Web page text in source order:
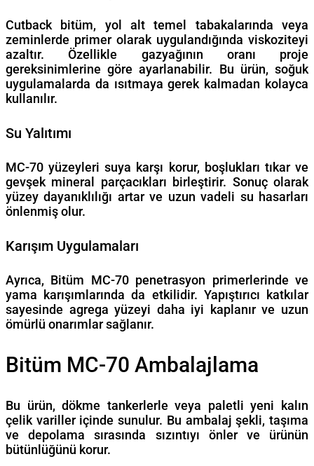
Cutback bitüm, yol alt temel tabakalarında veya
zeminlerde primer olarak uygulandığında viskoziteyi
azaltır. Özellikle gazyağının oranı proje
gereksinimlerine göre ayarlanabilir. Bu ürün, soğuk
uygulamalarda da ısıtmaya gerek kalmadan kolayca
kullanılır.
Su Yalıtımı
MC-70 yüzeyleri suya karşı korur, boşlukları tıkar ve
gevşek mineral parçacıkları birleştirir. Sonuç olarak
yüzey dayanıklılığı artar ve uzun vadeli su hasarları
önlenmiş olur.
Karışım Uygulamaları
Ayrıca, Bitüm MC-70 penetrasyon primerlerinde ve
yama karışımlarında da etkilidir. Yapıştırıcı katkılar
sayesinde agrega yüzeyi daha iyi kaplanır ve uzun
ömürlü onarımlar sağlanır.
Bitüm MC-70 Ambalajlama
Bu ürün, dökme tankerlerle veya paletli yeni kalın
çelik variller içinde sunulur. Bu ambalaj şekli, taşıma
ve depolama sırasında sızıntıyı önler ve ürünün
bütünlüğünü korur.